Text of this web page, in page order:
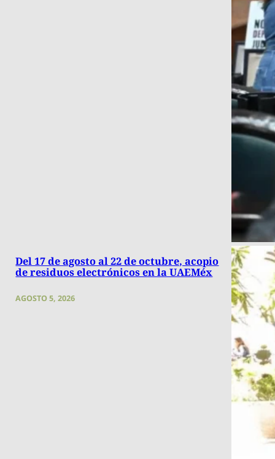
Del 17 de agosto al 22 de octubre, acopio
de residuos electrónicos en la UAEMéx
AGOSTO 5, 2026